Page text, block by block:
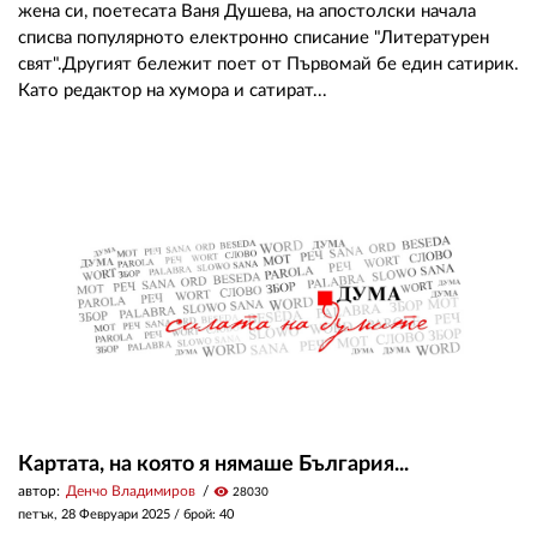
жена си, поетесата Ваня Душева, на апостолски начала
списва популярното електронно списание "Литературен
свят".Другият бележит поет от Първомай бе един сатирик.
Като редактор на хумора и сатират...
Картата, на която я нямаше България...
автор: Денчо Владимиров visibility 28030
петък, 28 Февруари 2025 / брой: 40
ПОЛИТИКАТА ЗА
ПОВЕРИТЕЛНОСТ